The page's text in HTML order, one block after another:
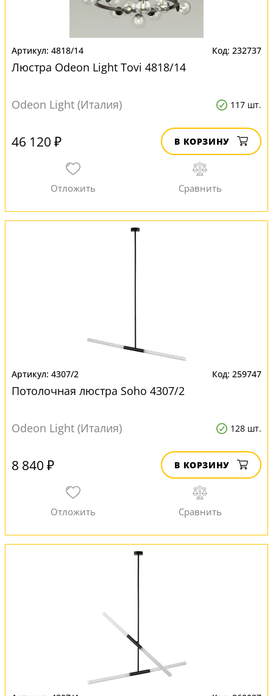
4818/14 232737
Люстра Odeon Light Tovi 4818/14
Odeon Light (Италия) 117 шт.
46 120 ₽ В КОРЗИНУ
4307/2 259747
Потолочная люстра Soho 4307/2
Odeon Light (Италия) 128 шт.
8 840 ₽ В КОРЗИНУ